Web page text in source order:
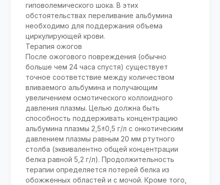
гиповолемического шока. В этих
обстоятельствах переливание альбумина
необходимо для поддержания объема
циркулирующей крови.
Терапия ожогов
После ожогового повреждения (обычно
больше чем 24 часа спустя) существует
точное соответствие между количеством
вливаемого альбумина и получающим
увеличением осмотического коллоидного
давления плазмы. Целью должна быть
способность поддерживать концентрацию
альбумина плазмы 2,5±0,5 г/л с онкотическим
давлением плазмы равным 20 мм ртутного
столба (эквивалентно общей концентрации
белка равной 5,2 г/л). Продолжительность
терапии определяется потерей белка из
обожженных областей и с мочой. Кроме того,